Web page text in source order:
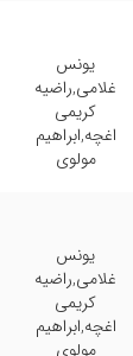
یونس
غلامی,راضیه
کریمی
اغچه,ابراهیم
مولوی
یونس
غلامی,راضیه
کریمی
اغچه,ابراهیم
مولوی